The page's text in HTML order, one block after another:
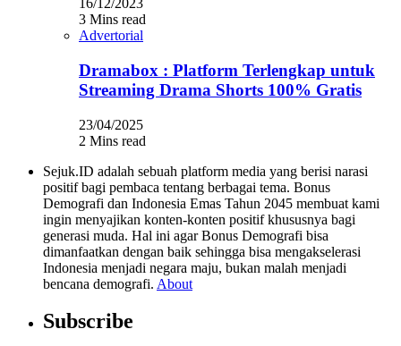
16/12/2023
3 Mins read
Advertorial
Dramabox : Platform Terlengkap untuk
Streaming Drama Shorts 100% Gratis
23/04/2025
2 Mins read
Sejuk.ID adalah sebuah platform media yang berisi narasi
positif bagi pembaca tentang berbagai tema. Bonus
Demografi dan Indonesia Emas Tahun 2045 membuat kami
ingin menyajikan konten-konten positif khususnya bagi
generasi muda. Hal ini agar Bonus Demografi bisa
dimanfaatkan dengan baik sehingga bisa mengakselerasi
Indonesia menjadi negara maju, bukan malah menjadi
bencana demografi. About
Subscribe